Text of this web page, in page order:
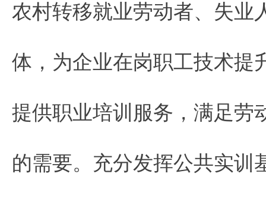
农村转移就业劳动者、失业
体，为企业在岗职工技术提
提供职业培训服务，满足劳
的需要。充分发挥公共实训